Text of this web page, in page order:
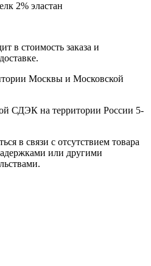
2% эластан
в стоимость заказа и
Москвы и Московской
СДЭК на территории России 5-
в связи с отсутствием товара
или другими